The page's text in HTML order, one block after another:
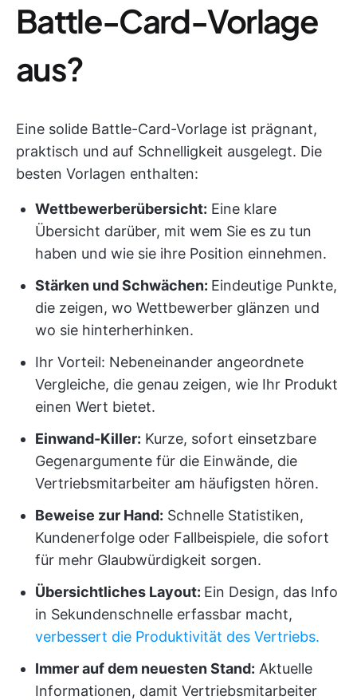
Battle-Card-Vorlage
aus?
Eine solide Battle-Card-Vorlage ist prägnant,
praktisch und auf Schnelligkeit ausgelegt. Die
besten Vorlagen enthalten:
Wettbewerberübersicht: Eine klare
Übersicht darüber, mit wem Sie es zu tun
haben und wie sie ihre Position einnehmen.
Stärken und Schwächen: Eindeutige Punkte,
die zeigen, wo Wettbewerber glänzen und
wo sie hinterherhinken.
Ihr Vorteil: Nebeneinander angeordnete
Vergleiche, die genau zeigen, wie Ihr Produkt
einen Wert bietet.
Einwand-Killer: Kurze, sofort einsetzbare
Gegenargumente für die Einwände, die
Vertriebsmitarbeiter am häufigsten hören.
Beweise zur Hand: Schnelle Statistiken,
Kundenerfolge oder Fallbeispiele, die sofort
für mehr Glaubwürdigkeit sorgen.
Übersichtliches Layout: Ein Design, das Info
in Sekundenschnelle erfassbar macht,
verbessert die Produktivität des Vertriebs.
Immer auf dem neuesten Stand: Aktuelle
Informationen, damit Vertriebsmitarbeiter